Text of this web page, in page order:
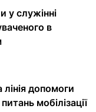
у служінні
в
допомоги
мобілізації